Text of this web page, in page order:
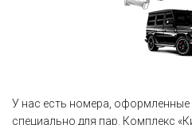
У нас есть номера, оформленные
специально для пар. Комплекс